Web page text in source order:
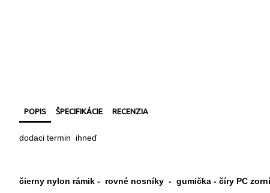
POPIS ŠPECIFIKÁCIE RECENZIA
dodaci termin ihneď
čierny nylon rámik - rovné nosníky - gumička - číry PC